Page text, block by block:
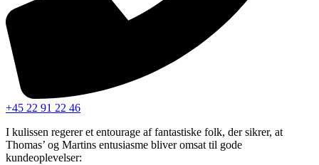
+45 22 91 22 46
I kulissen regerer et entourage af fantastiske folk, der sikrer, at
Thomas’ og Martins entusiasme bliver omsat til gode
kundeoplevelser: